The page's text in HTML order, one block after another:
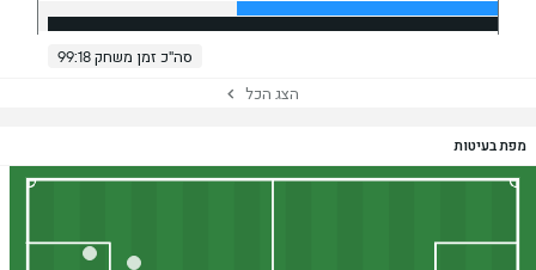
סה"כ זמן משחק 99:18
הצג הכל
מפת בעיטות